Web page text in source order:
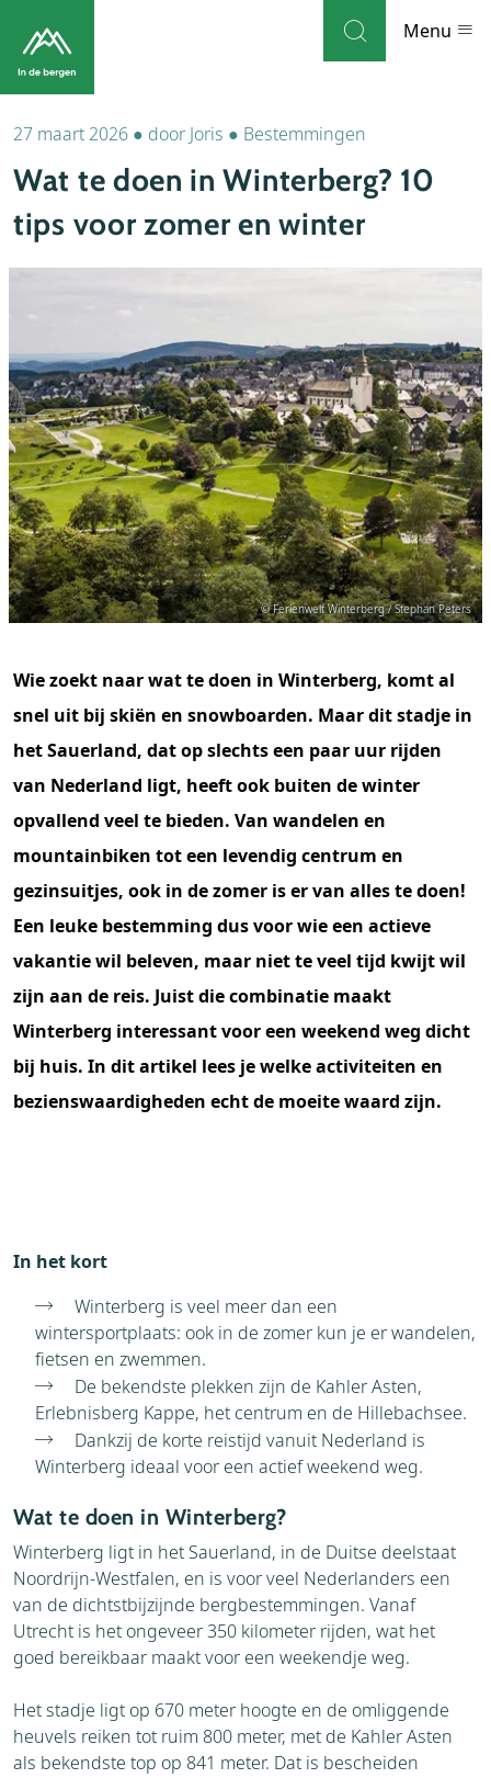
Menu
Bestemmingen
Accommodaties
Bezienswaardigheden
Tips
27 maart 2026 ● door Joris ● Bestemmingen
Wat te doen in Winterberg? 10
tips voor zomer en winter
© Ferienwelt Winterberg / Stephan Peters
Wie zoekt naar wat te doen in Winterberg, komt al
snel uit bij skiën en snowboarden. Maar dit stadje in
het Sauerland, dat op slechts een paar uur rijden
van Nederland ligt, heeft ook buiten de winter
opvallend veel te bieden. Van wandelen en
mountainbiken tot een levendig centrum en
gezinsuitjes, ook in de zomer is er van alles te doen!
Een leuke bestemming dus voor wie een actieve
vakantie wil beleven, maar niet te veel tijd kwijt wil
zijn aan de reis. Juist die combinatie maakt
Winterberg interessant voor een weekend weg dicht
bij huis. In dit artikel lees je welke activiteiten en
bezienswaardigheden echt de moeite waard zijn.
In het kort
Winterberg is veel meer dan een
wintersportplaats: ook in de zomer kun je er wandelen,
fietsen en zwemmen.
De bekendste plekken zijn de Kahler Asten,
Erlebnisberg Kappe, het centrum en de Hillebachsee.
Dankzij de korte reistijd vanuit Nederland is
Winterberg ideaal voor een actief weekend weg.
Wat te doen in Winterberg?
Winterberg ligt in het Sauerland, in de Duitse deelstaat
Noordrijn-Westfalen, en is voor veel Nederlanders een
van de dichtstbijzijnde bergbestemmingen. Vanaf
Utrecht is het ongeveer 350 kilometer rijden, wat het
goed bereikbaar maakt voor een weekendje weg.
Het stadje ligt op 670 meter hoogte en de omliggende
heuvels reiken tot ruim 800 meter, met de Kahler Asten
als bekendste top op 841 meter. Dat is bescheiden